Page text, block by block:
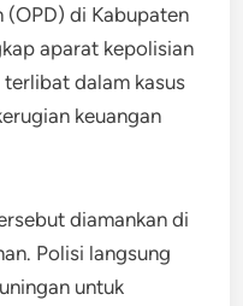
(OPD) di Kabupaten
aparat kepolisian
dalam kasus
keuangan
diamankan di
Polisi langsung
untuk